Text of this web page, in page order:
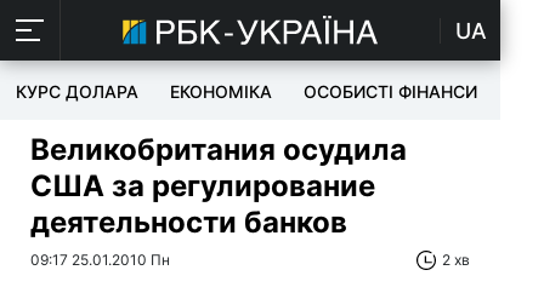
UA
КУРС ДОЛАРА ЕКОНОМІКА ОСОБИСТІ ФІНАНСИ
Великобритания осудила
США за регулирование
деятельности банков
09:17 25.01.2010 Пн 2 хв